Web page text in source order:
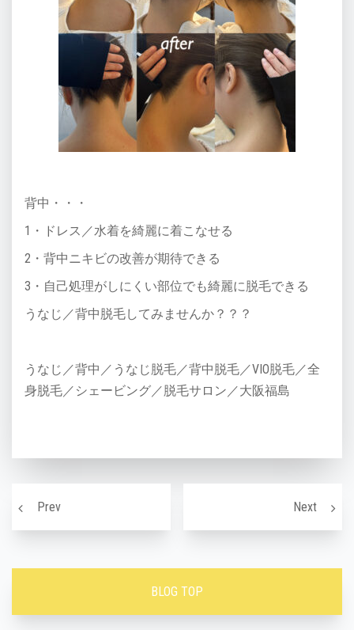
背中・・・
1・ドレス／水着を綺麗に着こなせる
2・背中ニキビの改善が期待できる
3・自己処理がしにくい部位でも綺麗に脱毛できる
うなじ／背中脱毛してみませんか？？？
うなじ／背中／うなじ脱毛／背中脱毛／VIO脱毛／全
身脱毛／シェービング／脱毛サロン／大阪福島
Prev
ダウンタイムなし！！針を使わない水光注射！！
Next水光
BLOG TOP